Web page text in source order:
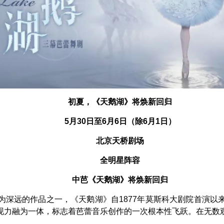
初夏，《天鹅湖》将焕新回归
5月30日至6月6日（除6月1日）
北京天桥剧场
全明星阵容
中芭《天鹅湖》将焕新回归
深远的作品之一，《天鹅湖》自1877年莫斯科大剧院首演以
融为一体，标志着芭蕾音乐创作的一次根本性飞跃。在无